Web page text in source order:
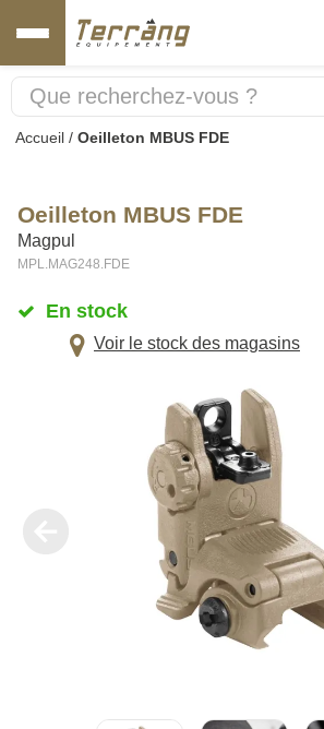
Accueil / Oeilleton MBUS FDE
Oeilleton MBUS FDE
Magpul
MPL.MAG248.FDE
En stock
Voir le stock des magasins